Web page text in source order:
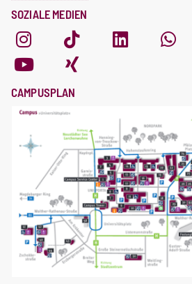
SOZIALE MEDIEN
CAMPUSPLAN